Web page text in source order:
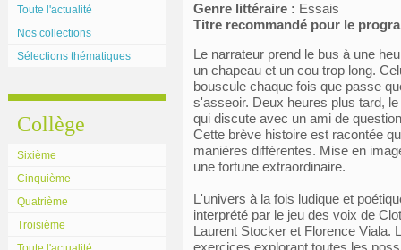
Toute l'actualité
Nos collections
Sélections thématiques
Collège
Sixième
Cinquième
Quatrième
Troisième
Genre littéraire : Essais
Titre recommandé pour le
Le narrateur prend le bus à une
un chapeau et un cou trop long.
bouscule chaque fois que passe
s'asseoir. Deux heures plus tard,
qui discute avec un ami de
Cette brève histoire est racontée
manières différentes. Mise en
une fortune extraordinaire.
L'univers à la fois ludique et
interprété par le jeu des voix de
Laurent Stocker et Florence Viala.
exercices explorant toutes les